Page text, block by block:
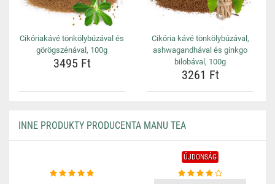
Cikóriakávé tönkölybúzával és
görögszénával, 100g
3495 Ft
Cikória kávé tönkölybúzával,
ashwagandhával és ginkgo
bilobával, 100g
3261 Ft
INNE PRODUKTY PRODUCENTA MANU TEA
ÚJDONSÁG